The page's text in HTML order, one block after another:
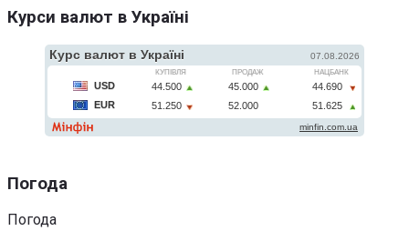
Курси валют в Україні
Погода
Погода